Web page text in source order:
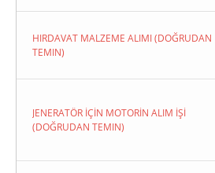
HIRDAVAT MALZEME ALIMI (DOĞRUDAN
TEMIN)
JENERATÖR İÇİN MOTORİN ALIM İŞİ
(DOĞRUDAN TEMIN)